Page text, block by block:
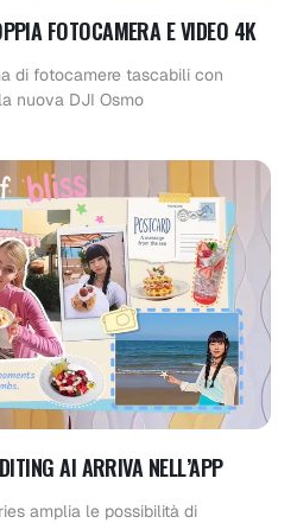
FOTOCAMERA E VIDEO 4K
di fotocamere tascabili con
nuova DJI Osmo
AI ARRIVA NELL’APP
amplia le possibilità di